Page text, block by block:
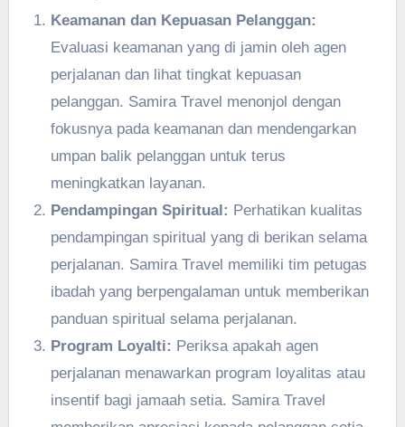
Keamanan dan Kepuasan Pelanggan:
Evaluasi keamanan yang di jamin oleh agen
perjalanan dan lihat tingkat kepuasan
pelanggan. Samira Travel menonjol dengan
fokusnya pada keamanan dan mendengarkan
umpan balik pelanggan untuk terus
meningkatkan layanan.
Pendampingan Spiritual: Perhatikan kualitas
pendampingan spiritual yang di berikan selama
perjalanan. Samira Travel memiliki tim petugas
ibadah yang berpengalaman untuk memberikan
panduan spiritual selama perjalanan.
Program Loyalti: Periksa apakah agen
perjalanan menawarkan program loyalitas atau
insentif bagi jamaah setia. Samira Travel